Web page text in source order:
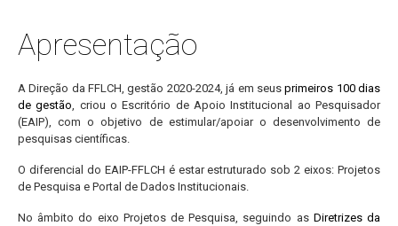
Apresentação
A Direção da FFLCH, gestão 2020-2024, já em seusprimeiros 100 dias
de gestão , criou o Escritório de Apoio Institucional ao Pesquisador
(EAIP), com o objetivo de estimular/apoiar o desenvolvimento de
pesquisas científicas.
O diferencial do EAIP-FFLCH é estar estruturado sob 2 eixos: Projetos
de Pesquisa e Portal de Dados Institucionais.
No âmbito do eixo Projetos de Pesquisa, seguindo as Diretrizes da